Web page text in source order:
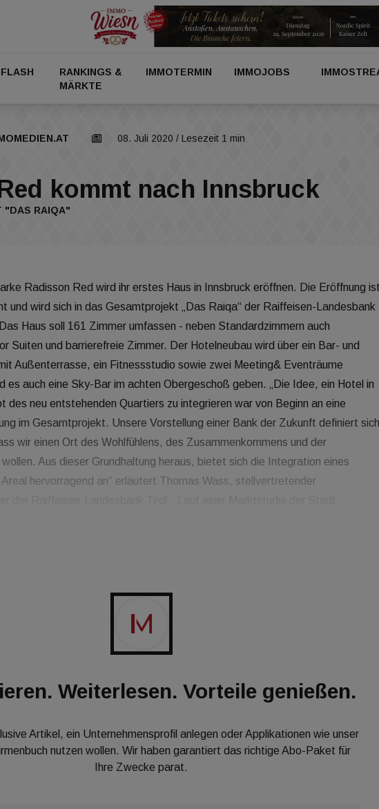
RANKINGS &
MÄRKTE
IMMOTERMIN IMMOJOBS
08. Juli 2020 / Lesezeit 1 min
kommt nach Innsbruck
"DAS RAIQA"
Radisson Red wird ihr erstes Haus in Innsbruck eröffnen. Die Eröffnung ist
und wird sich in das Gesamtprojekt „Das Raiqa“ der Raiffeisen-Landesbank
Haus soll 161 Zimmer umfassen - neben Standardzimmern auch
Suiten und barrierefreie Zimmer. Der Hotelneubau wird über ein Bar- und
Außenterrasse, ein Fitnessstudio sowie zwei Meeting& Eventräume
es auch eine Sky-Bar im achten Obergeschoß geben. „Die Idee, ein Hotel in
des neu entstehenden Quartiers zu integrieren war von Beginn an eine
im Gesamtprojekt. Unsere Vorstellung einer Bank der Zukunft definiert sich
wir einen Ort des Wohlfühlens, des Zusammenkommens und der
Aus dieser Grundhaltung heraus, bietet sich die Integration eines
hervorragend an“ erläutert Thomas Wass, stellvertretender
so Wass weiter. Max Gross, Senior Director Business Development D-A-
Group, sagt: „Der deutschsprachige Raum hat viel Potential für Radisson
stolz auf unser drittes Hotelprojekt in Österreich. Die Marke passt perfekt
Projekt wird sich vom vorhandenen Hotelangebot deutlich abheben. Wir
Landesbank Tirol zu realisieren.“
Weiterlesen. Vorteile genießen.
Artikel, ein Unternehmensprofil anlegen oder Applikationen wie unser
nutzen wollen. Wir haben garantiert das richtige Abo-Paket für
Ihre Zwecke parat.